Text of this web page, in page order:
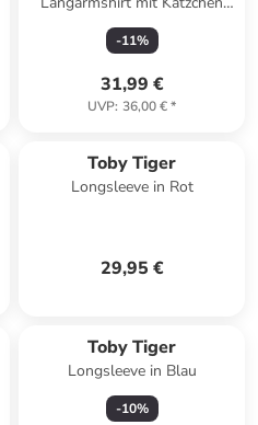
Applikation in rosa
-11%
31,99 €
UVP: 36,00 €*
Toby Tiger
Longsleeve in Rot
29,95 €
Toby Tiger
Longsleeve in Blau
-10%